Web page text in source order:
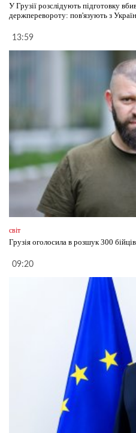
У Грузії розслідують підготовку
держперевороту: пов'язують з
13:59
світ
Грузія оголосила в розшук 300
09:20